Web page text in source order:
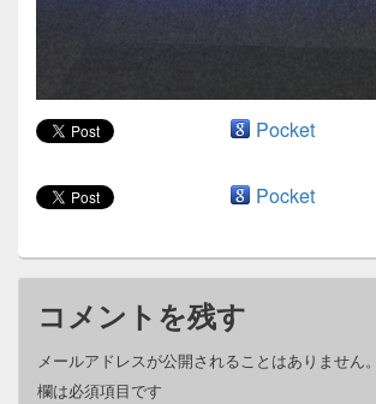
Pocket
Pocket
コメントを残す
メールアドレスが公開されることはありません。
欄は必須項目です